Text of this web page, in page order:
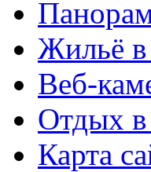
Жильё
Веб-
Отдых в
Карта